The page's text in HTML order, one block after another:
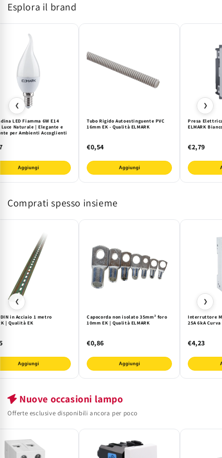
Esplora il brand
❮
LED Fiamma 6W E14
Luce Naturale | Elegante e
per Ambienti Accoglienti
Aggiungi
Tubo Rigido Autoestinguente PVC
16mm EK - Qualità ELMARK
€0,54
Aggiungi
Presa
ELMARK
€2,79
❯
Comprati spesso insieme
❮
in Acciaio 1 metro
| Qualità EK
Aggiungi
Capocorda non isolato 35mm² foro
10mm EK | Qualità ELMARK
€0,86
Aggiungi
Interruttore
25A 6kA
€4,23
❯
Nuove occasioni lampo
Offerte esclusive disponibili ancora per poco